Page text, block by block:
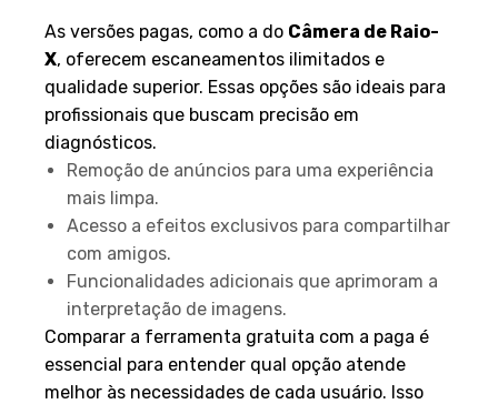
As versões pagas, como a do Câmera de Raio-
X, oferecem escaneamentos ilimitados e
qualidade superior. Essas opções são ideais para
profissionais que buscam precisão em
diagnósticos.
Remoção de anúncios para uma experiência
mais limpa.
Acesso a efeitos exclusivos para compartilhar
com amigos.
Funcionalidades adicionais que aprimoram a
interpretação de imagens.
Comparar a ferramenta gratuita com a paga é
essencial para entender qual opção atende
melhor às necessidades de cada usuário. Isso